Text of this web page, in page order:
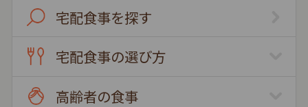
宅配食事を探す
宅配食事の選び方
高齢者の食事